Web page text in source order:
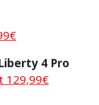
4 Pro
129,99€